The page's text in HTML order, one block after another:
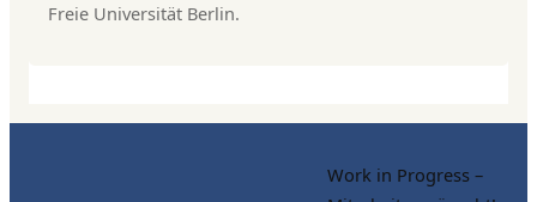
Freie Universität Berlin.
Work in Progress –